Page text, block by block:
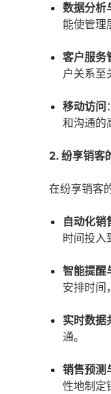
数据分析
能使管理
客户服务
户关系至
移动访问
和沟通的
2. 纷享销客
在纷享销客
自动化销
时间投入
智能提醒
安排时间
实时数据
通。
销售预测
性地制定